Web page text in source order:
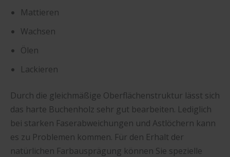
Mattieren
Wachsen
Ölen
Lackieren
Durch die gleichmäßige Oberflächenstruktur lässt sich
das harte Buchenholz sehr gut bearbeiten. Lediglich
bei starken Faserabweichungen und Astlöchern kann
es zu Problemen kommen. Für den Erhalt der
natürlichen Farbausprägung können Sie spezielle